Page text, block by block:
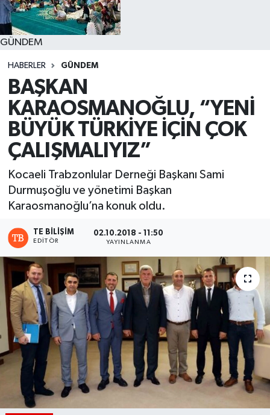
GÜNDEM
HABERLER GÜNDEM
BAŞKAN
KARAOSMANOĞLU, “YENİ
BÜYÜK TÜRKİYE İÇİN ÇOK
ÇALIŞMALIYIZ”
Kocaeli Trabzonlular Derneği Başkanı Sami
Durmuşoğlu ve yönetimi Başkan
Karaosmanoğlu’na konuk oldu.
TE BILIŞIM
EDITÖR
02.10.2018 - 11:50
YAYINLANMA